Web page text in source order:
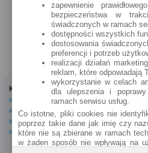
zobacz na mapie »
Kredyty
Kredyty gotówkowe
Kredyty hipoteczne
Kredyty konsolidacyjne
Kredyty na samochód
zapewnienie
bezpieczeństwa w
świadczonych w ramach
dostępności wszystkich
dostosowania
preferencji i potrzeb
realizacji działań
reklam, które odpowiadają
wykorzystanie w celach
dla ulepszenia i
ramach serwisu usług.
Co istotne, pliki cookies nie
poprzez takie dane jak imię czy
które nie są zbierane w ramach
w żaden sposób nie wpływają na